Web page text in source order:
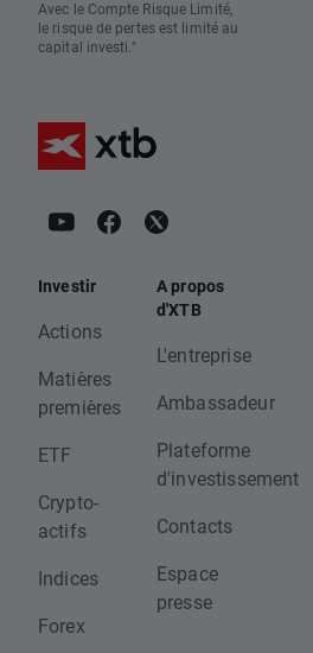
Avec le Compte Risque Limité,
le risque de pertes est limité au
capital investi."
Investir
Actions
Matières
premières
ETF
Crypto-
actifs
Indices
Forex
A propos
d'XTB
L'entreprise
Ambassadeur
Plateforme
d'investissement
Contacts
Espace
presse